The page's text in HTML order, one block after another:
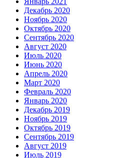
Декабрь 2020
Ноябрь 2020
Октябрь 2020
Сентябрь 2020
Август 2020
Июль 2020
Июнь 2020
Апрель 2020
Март 2020
Февраль 2020
Январь 2020
Декабрь 2019
Ноябрь 2019
Октябрь 2019
Сентябрь 2019
Август 2019
Июль 2019